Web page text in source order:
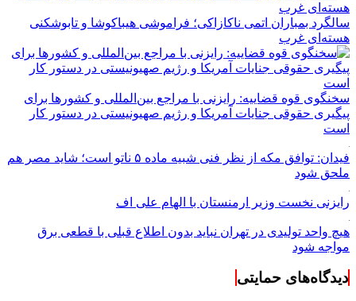
سالگرد بمباران اتمی ناکازاکی؛ فراموشی هیباکوشا و تابوشکنی
هسته‌ای غرب
سخنگوی قوه قضاییه: رایزنی‌ با مراجع بین‌المللی و کشور‌ها برای
پیگیری حقوقی جنایات آمریکا و رژیم صهیونیستی در دستور کار
است
فیدان: توافق مکه از نظر فنی شبیه ماده ۵ ناتو است؛ شاید مصر هم
ملحق شود
رایزنی نخست وزیر ارمنستان با الهام علی اف
هیچ واحد تولیدی در تهران نباید بدون اطلاع قبلی با قطعی برق
مواجه شود
دیدگاه‌های حمایتی